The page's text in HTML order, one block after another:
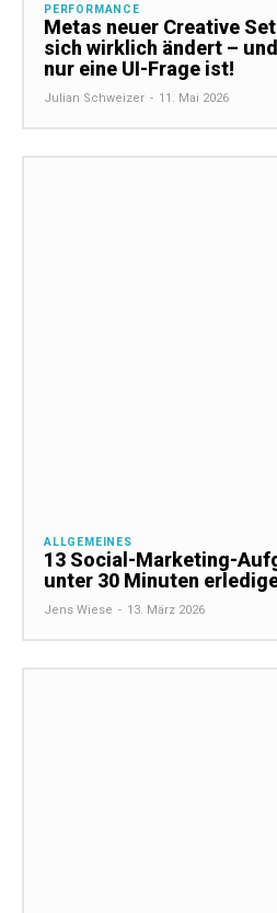
PERFORMANCE
Metas neuer Creative
sich wirklich ändert –
nur eine UI-Frage ist!
Julian Schweizer - 11. Mai 2026
ALLGEMEINES
13 Social-Marketing-
unter 30 Minuten
Jens Wiese - 13. März 2026